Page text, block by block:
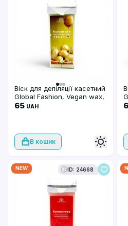
Віск для депіляції касетний
Global Fashion, Vegan wax,
100мл, Olive
65 UAH
В кошик
NEW ID: 24668